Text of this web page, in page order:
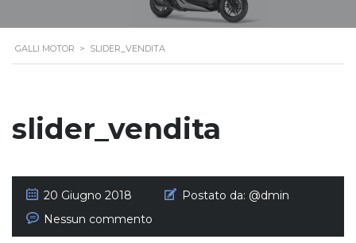
GALLI MOTOR > SLIDER_VENDITA
slider_vendita
20 Giugno 2018 Postato da: @dmin
Nessun commento